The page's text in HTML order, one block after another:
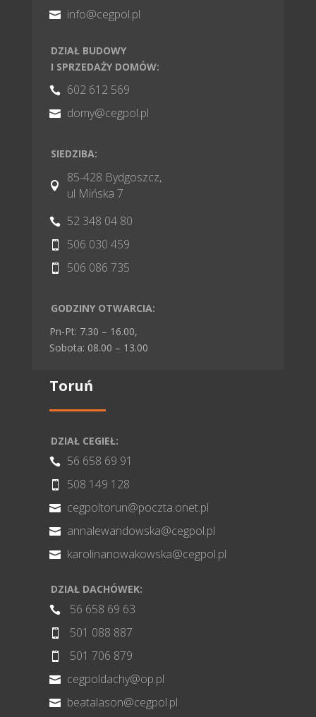
 info@cegpol.pl
DZIAŁ BUDOWY
I SPRZEDAŻY DOMÓW:
 602 612 569
 domy@cegpol.pl
SIEDZIBA:

85-428 Bydgoszcz,
ul Mińska 7
 52 348 04 80
 506 030 459
 506 086 735
GODZINY OTWARCIA:
Pn-Pt: 7.30 – 16.00,
Sobota: 08.00 – 13.00
Toruń
DZIAŁ CEGIEŁ:
 56 658 69 91
 508 149 128
 cegpoltorun@poczta.onet.pl
 annalewandowska@cegpol.pl
 karolinanowakowska@cegpol.pl
DZIAŁ DACHÓWEK:
 56 658 69 63
 501 088 887
 501 706 879
 cegpoldachy@op.pl
 beatalason@cegpol.pl